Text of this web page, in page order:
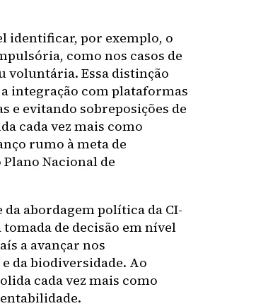
identificar, por exemplo, o
como nos casos de
voluntária. Essa distinção
integração com plataformas
e evitando sobreposições de
cada vez mais como
rumo à meta de
Nacional de
abordagem política da CI-
de decisão em nível
a avançar nos
da biodiversidade. Ao
cada vez mais como